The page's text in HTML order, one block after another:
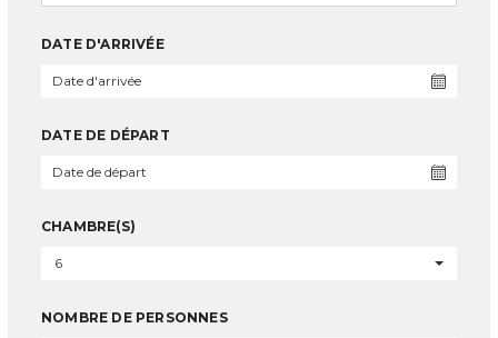
DATE D'ARRIVÉE
DATE DE DÉPART
CHAMBRE(S)
6
NOMBRE DE PERSONNES